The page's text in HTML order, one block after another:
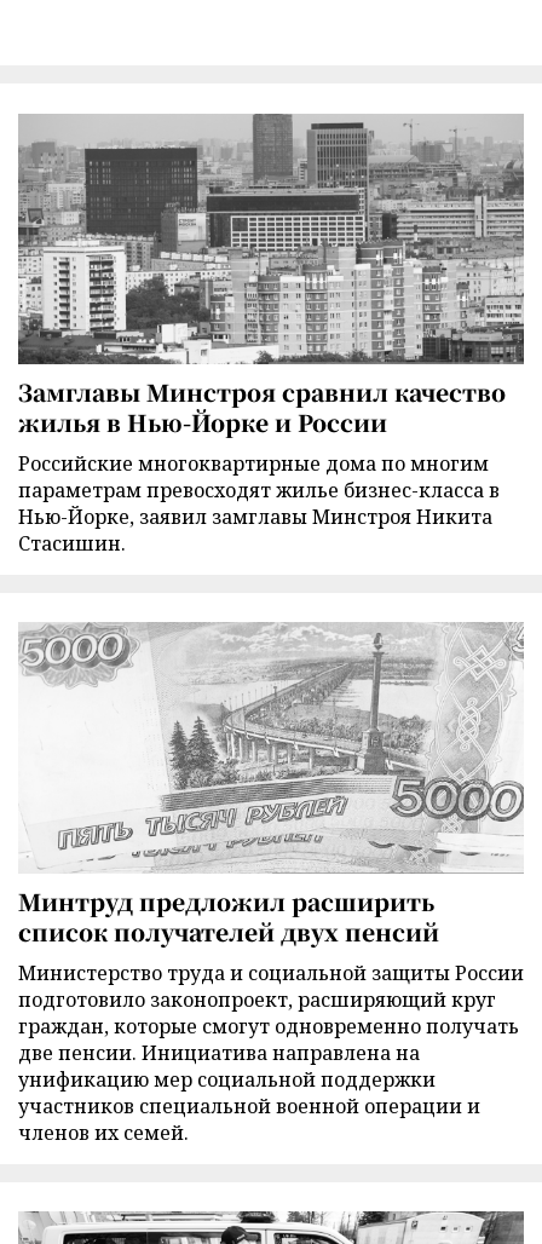
Замглавы Минстроя сравнил качество
жилья в Нью-Йорке и России
Российские многоквартирные дома по многим
параметрам превосходят жилье бизнес-класса в
Нью-Йорке, заявил замглавы Минстроя Никита
Стасишин.
Минтруд предложил расширить
список получателей двух пенсий
Министерство труда и социальной защиты России
подготовило законопроект, расширяющий круг
граждан, которые смогут одновременно получать
две пенсии. Инициатива направлена на
унификацию мер социальной поддержки
участников специальной военной операции и
членов их семей.